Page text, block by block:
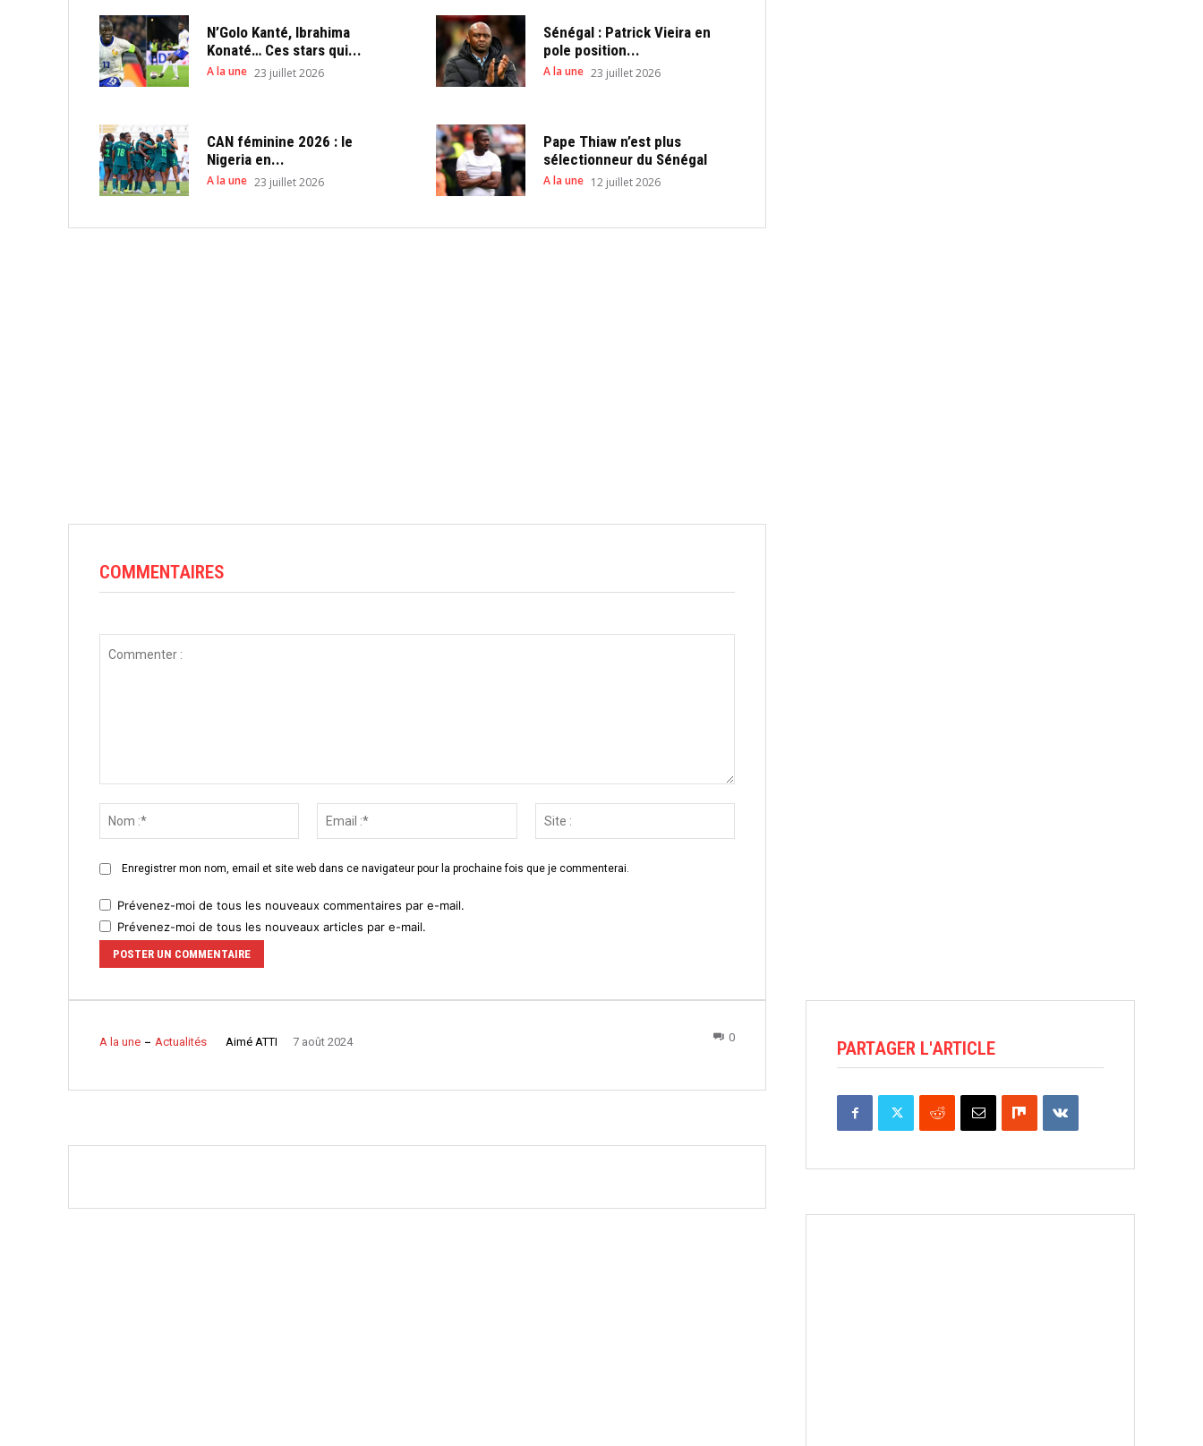
N’Golo Kanté, Ibrahima
Konaté… Ces stars qui...
A la une 23 juillet 2026
Sénégal : Patrick Vieira en
pole position...
A la une 23 juillet 2026
CAN féminine 2026 : le
Nigeria en...
A la une 23 juillet 2026
Pape Thiaw n’est plus
sélectionneur du Sénégal
A la une 12 juillet 2026
COMMENTAIRES
Enregistrer mon nom, email et site web dans ce navigateur pour la prochaine fois que je commenterai.
Prévenez-moi de tous les nouveaux commentaires par e-mail.
Prévenez-moi de tous les nouveaux articles par e-mail.
A la une Actualités Aimé ATTI 7 août 2024 0
PARTAGER L'ARTICLE